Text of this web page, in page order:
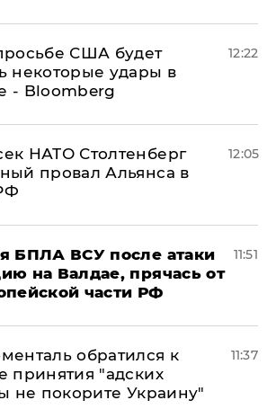
США будет
некоторые удары в
- Bloomberg
12:22
НАТО Столтенберг
провал Альянса в
12:05
БПЛА ВСУ после атаки
на Валдае, прячась от
части РФ
11:51
обратился к
принятия "адских
не покорите Украину"
11:37